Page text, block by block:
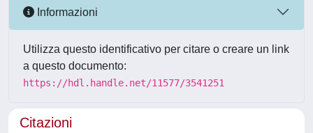
Informazioni
Utilizza questo identificativo per citare o creare un link
a questo documento:
https://hdl.handle.net/11577/3541251
Citazioni